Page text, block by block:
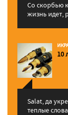
Со скорбью
жизнь идет,
10
Salat, да
теплые